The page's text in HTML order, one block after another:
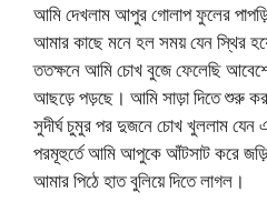
আমি দেখলাম আপুর গোলাপ ফুলের
আমার কাছে মনে হল সময় যেন স্থির
ততক্ষনে আমি চোখ বুজে ফেলেছি
আছড়ে পড়ছে। আমি সাড়া দিতে শুরু
সুদীর্ঘ চুমুর পর দুজনে চোখ খুললাম যেন
পরমূহুর্তে আমি আপুকে আঁটসাট করে
আমার পিঠে হাত বুলিয়ে দিতে লাগল।